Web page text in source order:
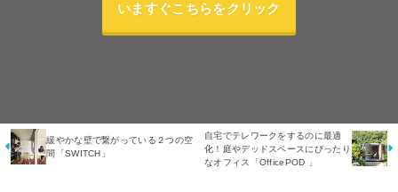
いますぐこちらをクリック
緩やかな壁で繋がっている２つの空
間「SWITCH」
自宅でテレワークをするのに最適
化！庭やデッドスペースにぴったり
なオフィス「OfficePOD 」